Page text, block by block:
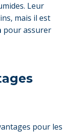
Leur
mais il est
pour assurer
pour les